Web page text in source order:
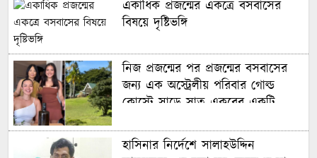
একাধিক প্রজন্মের একত্রে বসবাসের
বিষয়ে দৃষ্টিভঙ্গি
নিজ প্রজন্মের পর প্রজন্মের বসবাসের
জন্য এক অস্ট্রেলীয় পরিবার গোল্ড
কোস্টে সাড়ে সাত একরের একটি
হাসিনার নির্দেশে সালাহউদ্দিন